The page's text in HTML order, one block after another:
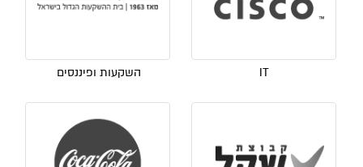
IT השקעות ופיננסים